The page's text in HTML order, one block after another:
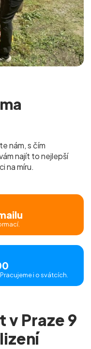
nám, s čím
najít to nejlepší
na míru.
i o svátcích.
Praze 9